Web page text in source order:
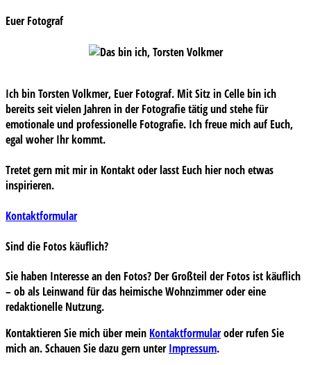
Euer Fotograf
Ich bin Torsten Volkmer, Euer Fotograf. Mit Sitz in Celle bin ich
bereits seit vielen Jahren in der Fotografie tätig und stehe für
emotionale und professionelle Fotografie. Ich freue mich auf Euch,
egal woher Ihr kommt.
Tretet gern mit mir in Kontakt oder lasst Euch hier noch etwas
inspirieren.
Kontaktformular
Sind die Fotos käuflich?
Sie haben Interesse an den Fotos? Der Großteil der Fotos ist käuflich
– ob als Leinwand für das heimische Wohnzimmer oder eine
redaktionelle Nutzung.
Kontaktieren Sie mich über mein Kontaktformularoder rufen Sie
mich an. Schauen Sie dazu gern unterImpressum.